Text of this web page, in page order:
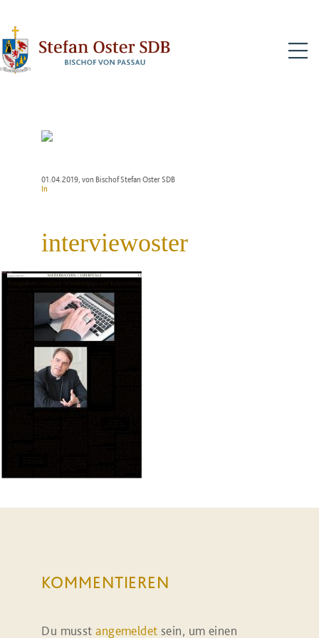
01.04.2019, von Bischof Stefan Oster SDB
In
interviewoster
KOMMENTIEREN
Du musstangemeldet sein, um einen